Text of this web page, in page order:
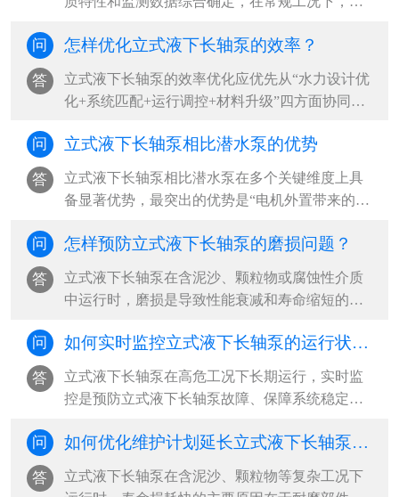
2000小时进行一次全面检查，每6个月至1年安排
一次周期性大修；但在含腐蚀性介质、含固颗粒
等高危工况下，立式液下长轴泵应缩短至每3个月
检查一次，并结合振动、温度等状态监测结果实
施动态调整‌。···
问 怎样优化立式液下长轴泵的效率？
答
​立式液下长轴泵的效率优化应优先从“水力设计优
化+系统匹配+运行调控+材料升级”四方面协同推
效率点（BEP）附近运行，减少水力、容积和机
械三类损失，同时优化立式液下长轴泵吸入条件
与管路系统，可实现立式液下长轴泵整体能效提
升20%-40%‌。···
问 立式液下长轴泵相比潜水泵的优势
答
立式液下长轴泵相比潜水泵在多个关键维度上具
备显著优势，‌最突出的优势是“电机外置带来的高
含固体颗粒的恶劣工况，能有效避免电机进水损
坏风险，并支持在线检修与局部更换，大幅降低
立式液下长轴泵全生命周期运维成本‌。···
问 怎样预防立式液下长轴泵的磨损问题？
答
立式液下长轴泵在含泥沙、颗粒物或腐蚀性介质
中运行时，磨损是导致性能衰减和寿命缩短的主
期维护”三位一体，从源头减少立式液下长轴泵磨
损冲击，延长立式液下长轴泵关键部件使用寿
命‌。···
问 如何实时监控立式液下长轴泵的运行状态？
答
立式液下长轴泵在高危工况下长期运行，实时监
控是预防立式液下长轴泵故障、保障系统稳定的
+智能分析+远程可视化”的工业物联网体系，通过
振动、液位、温度、电流等关键参数的24小时在
线监测，结合阈值报警与趋势预测，实现从被动
问 如何优化维护计划延长立式液下长轴泵寿命？
答
立式液下长轴泵在含泥沙、颗粒物等复杂工况下